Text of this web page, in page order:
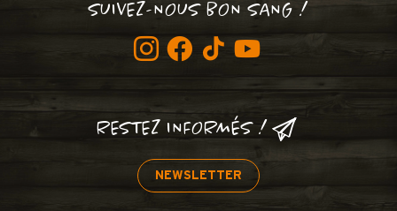
SUIVEZ-NOUS BON SANG !
RESTEZ INFORMÉS !
NEWSLETTER